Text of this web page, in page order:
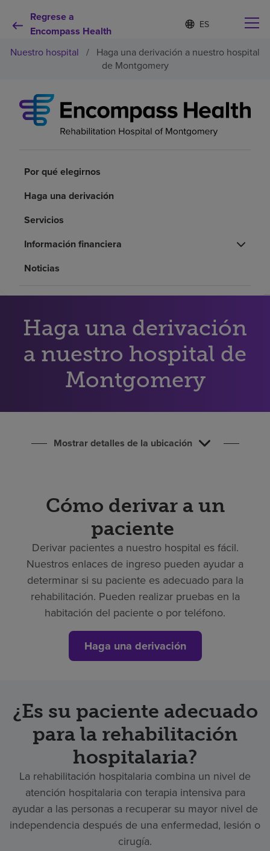
Regrese a
Encompass Health
Lista
de
contraída
d
o
e
c
Por qué debe elegirnos
Pacientes y cuidadores
Acerca de nosotros
Inversores
Nuestro hospital / Haga una derivación a nuestro hospital
de Montgomery
Por qué elegirnos
Haga una derivación
Servicios
Información financiera
Noticias
Haga una derivación
a nuestro hospital de
Montgomery
Mostrar detalles de la ubicación
Cómo derivar a un
paciente
Derivar pacientes a nuestro hospital es fácil.
Nuestros enlaces de ingreso pueden ayudar a
determinar si su paciente es adecuado para la
rehabilitación. Pueden realizar pruebas en la
habitación del paciente o por teléfono.
Haga una derivación
¿Es su paciente adecuado
para la rehabilitación
hospitalaria?
La rehabilitación hospitalaria combina un nivel de
atención hospitalaria con terapia intensiva para
ayudar a las personas a recuperar su mayor nivel de
independencia después de una enfermedad, lesión o
cirugía.